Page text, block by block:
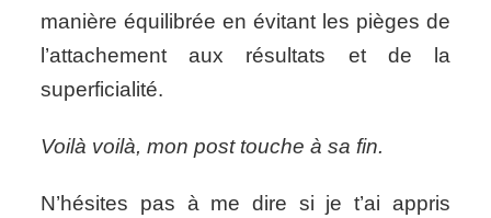
manière équilibrée en évitant les pièges de
l’attachement aux résultats et de la
superficialité.
Voilà voilà, mon post touche à sa fin.
N’hésites pas à me dire si je t’ai appris